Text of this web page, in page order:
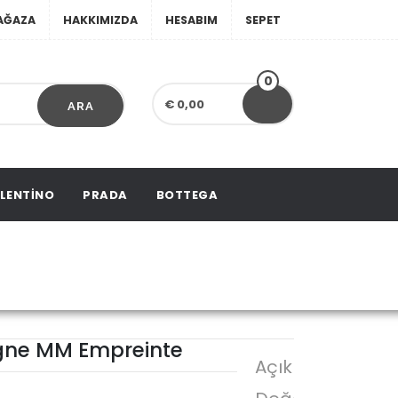
HAKKIMIZDA HESABIM SEPET
ARA € 0,00
0
PRADA BOTTEGA
MM Empreinte
Açıklama